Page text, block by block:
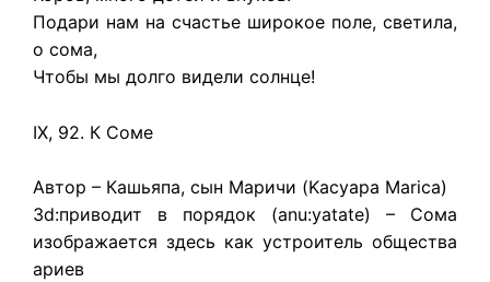
Подари нам на счастье широкое поле, светила,
о сома,
Чтобы мы долго видели солнце!
IX, 92. К Соме
Автор – Кашьяпа, сын Маричи (Kacyapa Marica)
3d:приводит в порядок (anu:yatate) – Сома
изображается здесь как устроитель общества
ариев